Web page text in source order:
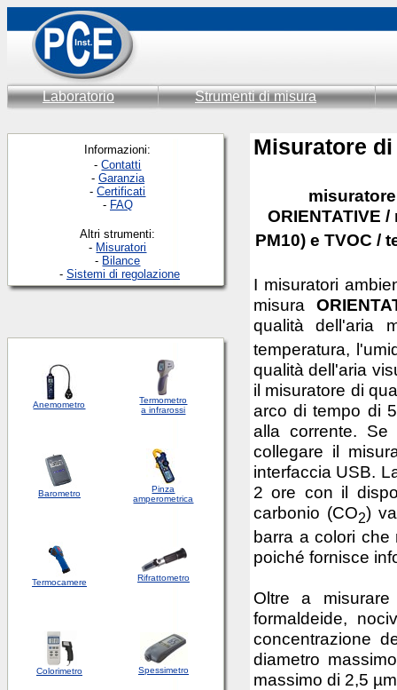
Laboratorio Strumenti di misura
Informazioni:
-Contatti
- Garanzia
-Certificati
- FAQ
Altri strumenti:
- Misuratori
- Bilance
- Sistemi di regolazione
Anemometro
Termometro
a infrarossi
Barometro
Pinza
amperometrica
Termocamere Rifrattometro
Colorimetro Spessimetro
Misuratore di
ORIENTATIVE
PM10) e TVOC /
I misuratori
misura
qualità dell'aria
temperatura,
qualità dell'aria
il misuratore di
arco di tempo di
alla corrente.
collegare il
interfaccia USB.
2 ore con il
carbonio (CO2)
barra a colori che
poiché fornisce
Oltre a
formaldeide,
concentrazione
diametro
massimo di 2,5